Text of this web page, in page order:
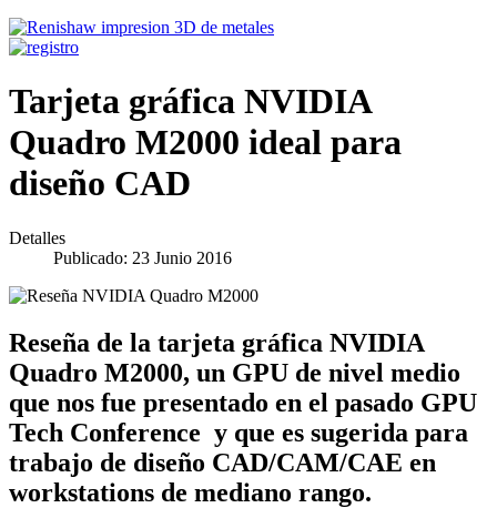
Tarjeta gráfica NVIDIA
Quadro M2000 ideal para
diseño CAD
Detalles
Publicado: 23 Junio 2016
Reseña de la tarjeta gráfica NVIDIA
Quadro M2000, un GPU de nivel medio
que nos fue presentado en el pasado GPU
Tech Conference y que es sugerida para
trabajo de diseño CAD/CAM/CAE en
workstations de mediano rango.